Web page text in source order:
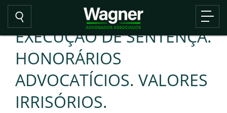
EXECUÇÃO DE SENTENÇA.
HONORÁRIOS
ADVOCATÍCIOS. VALORES
IRRISÓRIOS.